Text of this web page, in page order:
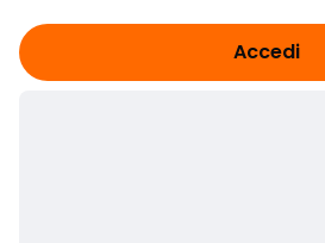
Accedi